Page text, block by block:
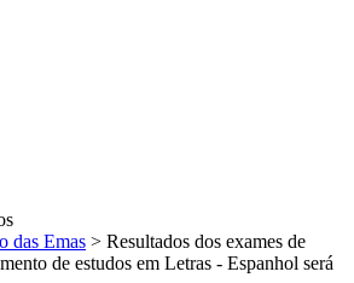
das Emas > Resultados dos exames de
de estudos em Letras - Espanhol será